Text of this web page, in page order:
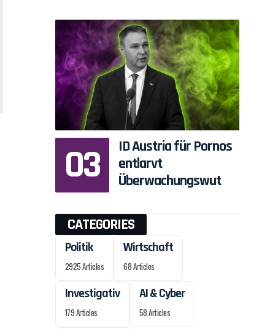
ID Austria für Pornos
entlarvt
Überwachungswut
CATEGORIES
Politik
2925 Articles
Wirtschaft
68 Articles
Investigativ
179 Articles
AI & Cyber
58 Articles